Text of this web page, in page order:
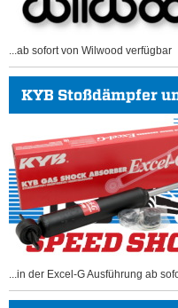
...ab sofort von Wilwood verfügbar
KYB Stoßdämpfer
...in der Excel-G Ausführung ab